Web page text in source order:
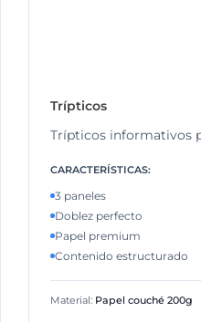
Trípticos
Trípticos informativos
CARACTERÍSTICAS:
3 paneles
Doblez perfecto
Papel premium
Contenido estructurado
Material: Papel couché 200g